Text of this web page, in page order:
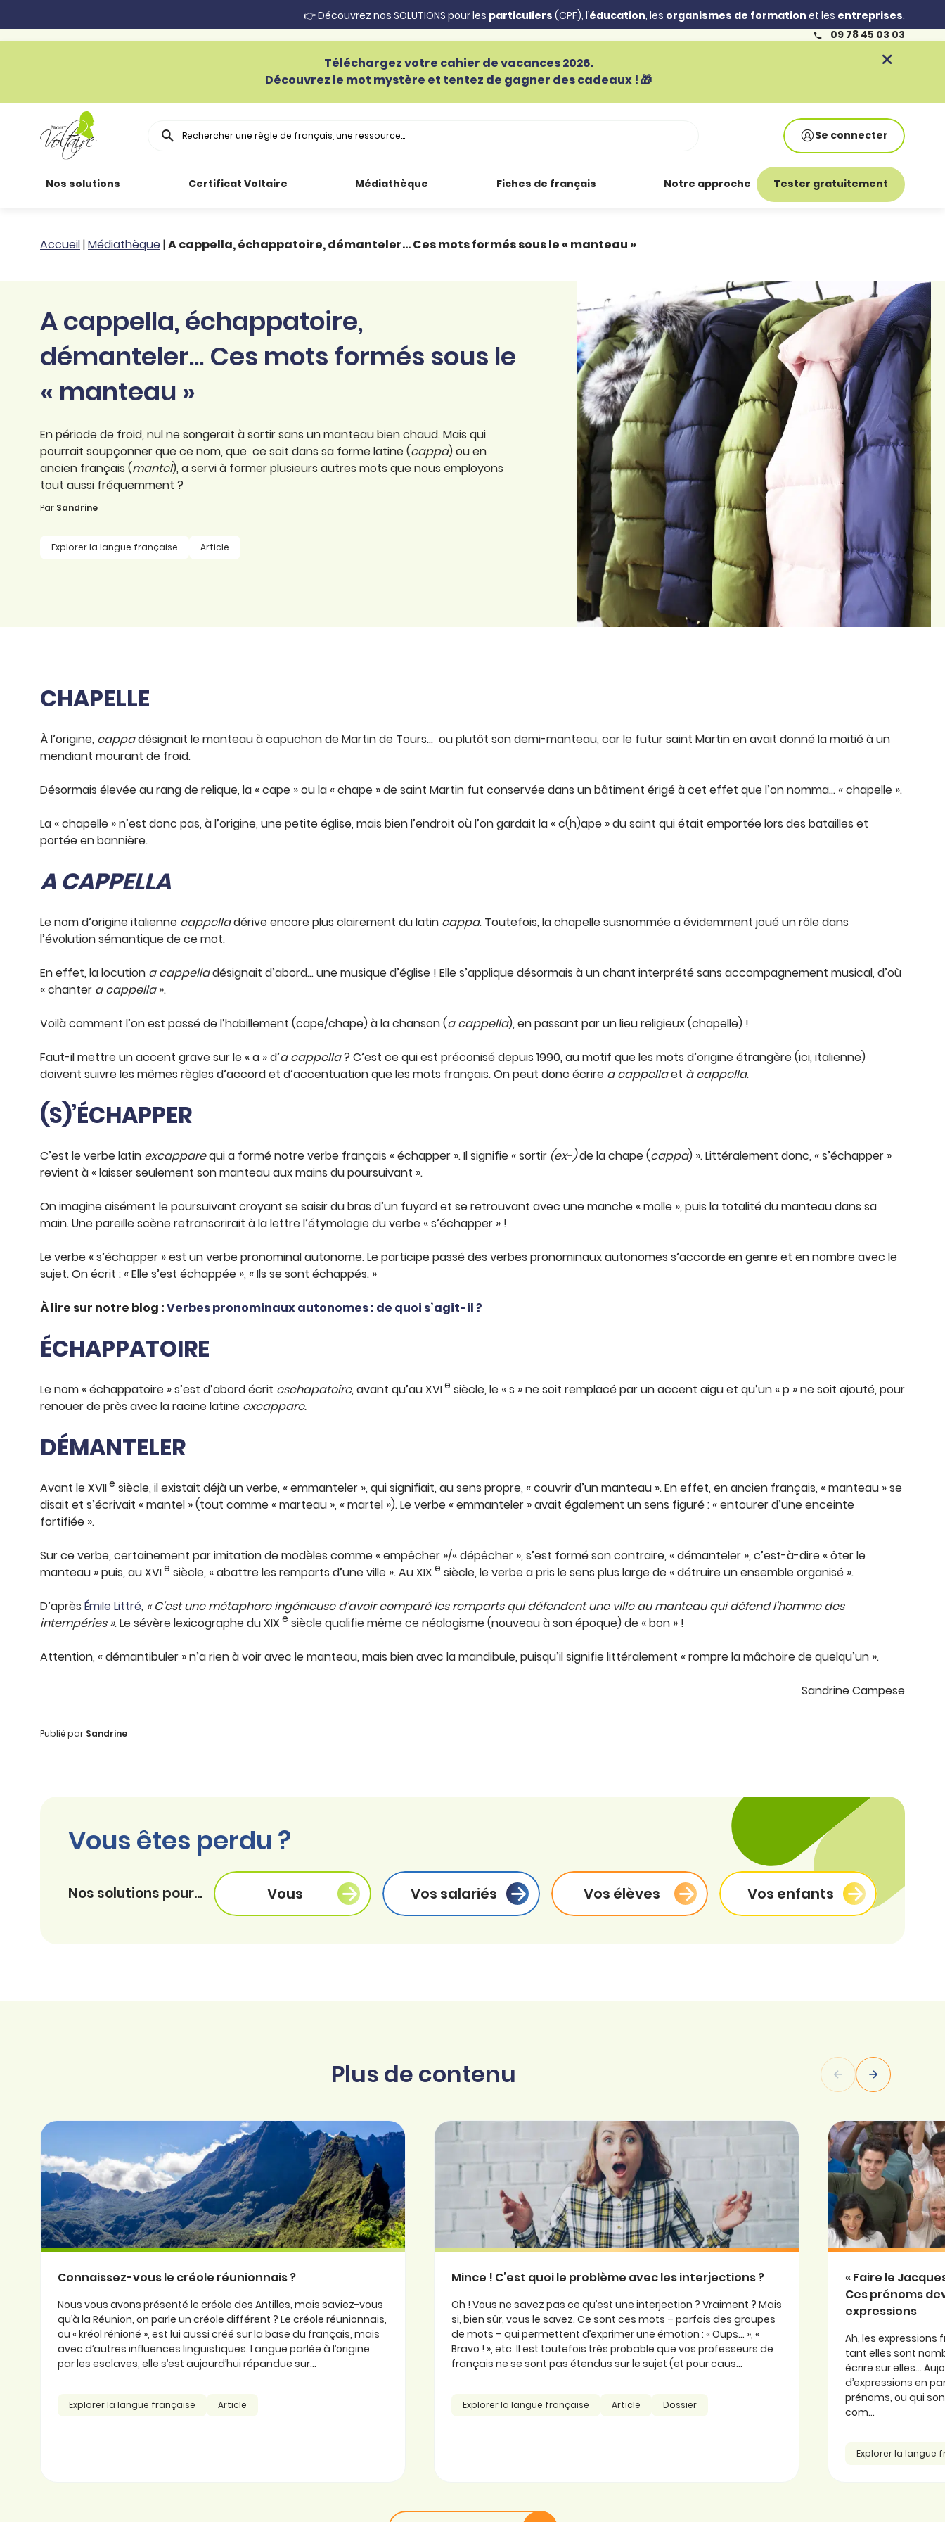
👉 Découvrez nos SOLUTIONS pour les particuliers (CPF), l’éducation, les organismes de formation et les entreprises.
09 78 45 03 03
Téléchargez votre cahier de vacances 2026.
Découvrez le mot mystère et tentez de gagner des cadeaux ! 🎁
Rechercher Se connecter
Nos solutions
Particuliers
Éducation
formation
Évaluer le niveau de ses
salariés
Certificat Voltaire Médiathèque
Toutes nos
professionnel
Animer une classe
Aider ses enfants
salariés
Explorer la langue
française
Découvrir nos
Témoignages
Fiches de français
Conjugaison
d’orthographe
Syntaxe
Toutes nos fiches
Notre approche Tester gratuitement
Accueil|Médiathèque|A cappella, échappatoire, démanteler… Ces mots formés sous le « manteau »
A cappella, échappatoire,
démanteler... Ces mots formés sous le
« manteau »
En période de froid, nul ne songerait à sortir sans un manteau bien chaud. Mais qui
pourrait soupçonner que ce nom, que ce soit dans sa forme latine (cappa) ou en
ancien français (mantel), a servi à former plusieurs autres mots que nous employons
tout aussi fréquemment ?
Par Sandrine
Explorer la langue française Article
CHAPELLE
À l’origine, cappadésignait le manteau à capuchon de Martin de Tours… ou plutôt son demi-manteau, car le futur saint Martin en avait donné la moitié à un
mendiant mourant de froid.
Désormais élevée au rang de relique, la « cape » ou la « chape » de saint Martin fut conservée dans un bâtiment érigé à cet effet que l’on nomma… « chapelle ».
La « chapelle » n’est donc pas, à l’origine, une petite église, mais bien l’endroit où l’on gardait la « c(h)ape » du saint qui était emportée lors des batailles et
portée en bannière.
A CAPPELLA
Le nom d’origine italienne cappelladérive encore plus clairement du latin cappa. Toutefois, la chapelle susnommée a évidemment joué un rôle dans
l’évolution sémantique de ce mot.
En effet, la locution a cappelladésignait d’abord… une musique d’église ! Elle s’applique désormais à un chant interprété sans accompagnement musical, d’où
« chanter a cappella».
Voilà comment l’on est passé de l’habillement (cape/chape) à la chanson (a cappella), en passant par un lieu religieux (chapelle) !
Faut-il mettre un accent grave sur le « a » d’a cappella? C’est ce qui est préconisé depuis 1990, au motif que les mots d’origine étrangère (ici, italienne)
doivent suivre les mêmes règles d’accord et d’accentuation que les mots français. On peut donc écrire a cappellaet à cappella.
(S)’ÉCHAPPER
C’est le verbe latin excapparequi a formé notre verbe français « échapper ». Il signifie « sortir (ex-)de la chape (cappa) ». Littéralement donc, « s’échapper »
revient à « laisser seulement son manteau aux mains du poursuivant ».
On imagine aisément le poursuivant croyant se saisir du bras d’un fuyard et se retrouvant avec une manche « molle », puis la totalité du manteau dans sa
main. Une pareille scène retranscrirait à la lettre l’étymologie du verbe « s’échapper » !
Le verbe « s’échapper » est un verbe pronominal autonome. Le participe passé des verbes pronominaux autonomes s’accorde en genre et en nombre avec le
sujet. On écrit : « Elle s’est échappée », « Ils se sont échappés. »
À lire sur notre blog :Verbes pronominaux autonomes : de quoi s’agit-il ?
ÉCHAPPATOIRE
Le nom « échappatoire » s’est d’abord écrit eschapatoire, avant qu’au XVIe siècle, le « s » ne soit remplacé par un accent aigu et qu’un « p » ne soit ajouté, pour
renouer de près avec la racine latine excappare.
DÉMANTELER
Avant le XVIIe siècle, il existait déjà un verbe, « emmanteler », qui signifiait, au sens propre, « couvrir d’un manteau ». En effet, en ancien français, « manteau » se
disait et s’écrivait « mantel » (tout comme « marteau », « martel »). Le verbe « emmanteler » avait également un sens figuré : « entourer d’une enceinte
fortifiée ».
Sur ce verbe, certainement par imitation de modèles comme « empêcher »/« dépêcher », s’est formé son contraire, « démanteler », c’est-à-dire « ôter le
manteau » puis, au XVIe siècle, « abattre les remparts d’une ville ». Au XIX e siècle, le verbe a pris le sens plus large de « détruire un ensemble organisé ».
D’après Émile Littré, « C’est une métaphore ingénieuse d’avoir comparé les remparts qui défendent une ville au manteau qui défend l’homme des
intempéries ». Le sévère lexicographe du XIX e siècle qualifie même ce néologisme (nouveau à son époque) de « bon » !
Attention, « démantibuler » n’a rien à voir avec le manteau, mais bien avec la mandibule, puisqu’il signifie littéralement « rompre la mâchoire de quelqu’un ».
Sandrine Campese
Publié par Sandrine
Vous êtes perdu ?
Nos solutions pour... Vous Vos salariés Vos élèves Vos enfants
Plus de contenu
Connaissez-vous le créole réunionnais ?
Nous vous avons présenté le créole des Antilles, mais saviez-vous
qu’à la Réunion, on parle un créole différent ? Le créole réunionnais,
ou « kréol rénioné », est lui aussi créé sur la base du français, mais
avec d’autres influences linguistiques. Langue parlée à l’origine
par les esclaves, elle s’est aujourd’hui répandue sur...
Explorer la langue française Article
Mince ! C’est quoi le problème avec les interjections ?
Oh ! Vous ne savez pas ce qu’est une interjection ? Vraiment ? Mais
si, bien sûr, vous le savez. Ce sont ces mots – parfois des groupes
de mots – qui permettent d’exprimer une émotion : « Oups… », «
Bravo ! », etc. Il est toutefois très probable que vos professeurs de
français ne se sont pas étendus sur le sujet (et pour caus...
Explorer la langue française Article Dossier
« Faire le
Ces prénoms
expressions
Ah, les expressions
tant elles sont
écrire sur elles…
d’expressions en
prénoms, ou qui
com...
Explorer la langue